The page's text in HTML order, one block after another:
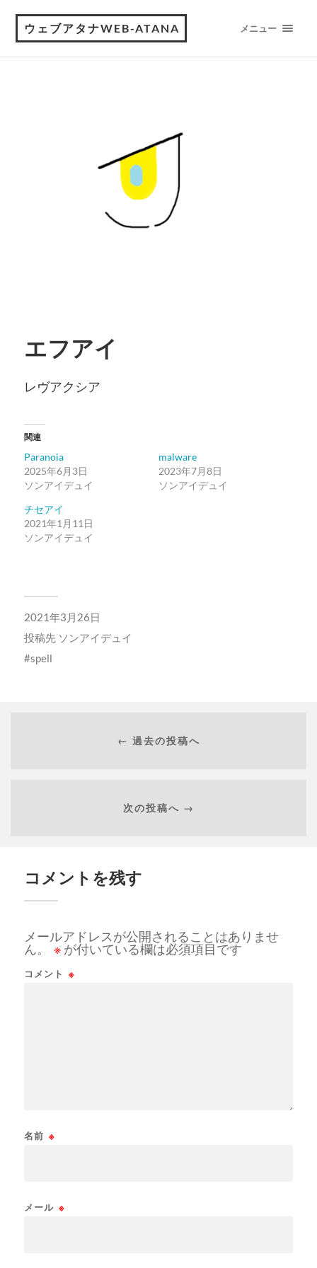
ウェブアタナWEB-ATANA メニュー
エフアイ
レヴアクシア
関連
Paranoia
2025年6月3日
ソンアイデュイ
malware
2023年7月8日
ソンアイデュイ
チセアイ
2021年1月11日
ソンアイデュイ
2021年3月26日
投稿先 ソンアイデュイ
spell
← 過去の投稿へ
次の投稿へ →
コメントを残す
メールアドレスが公開されることはありませ
ん。
※ が付いている欄は必須項目です
コメント ※
名前 ※
メール ※